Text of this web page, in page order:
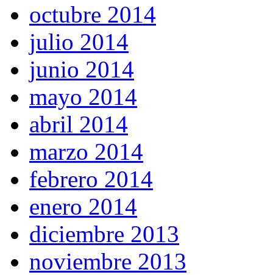
octubre 2014
julio 2014
junio 2014
mayo 2014
abril 2014
marzo 2014
febrero 2014
enero 2014
diciembre 2013
noviembre 2013